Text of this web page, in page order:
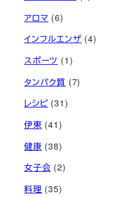
アロマ (6)
インフルエンザ (4)
スポーツ (1)
タンパク質 (7)
レシピ(31)
伊東 (41)
健康 (38)
女子会 (2)
料理 (35)